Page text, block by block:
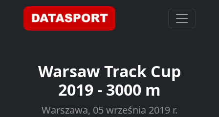
Warsaw Track Cup
2019 - 3000 m
Warszawa, 05 września 2019 r.